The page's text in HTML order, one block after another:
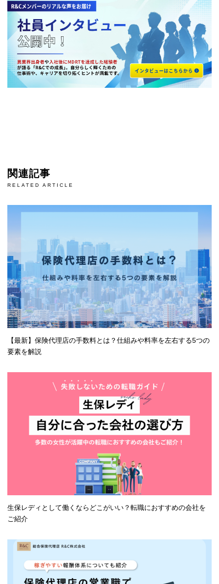
関連記事
RELATED ARTICLE
【最新】保険代理店の手数料とは？仕組みや料率を左右する5つの
要素を解説
生保レディとして働くならどこがいい？転職におすすめの会社を
ご紹介